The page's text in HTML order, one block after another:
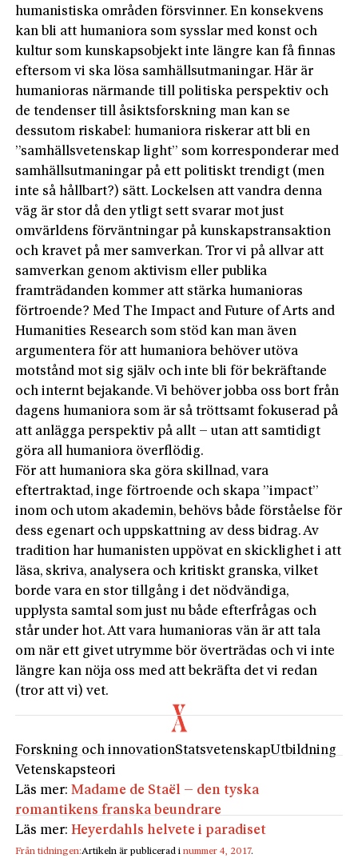
humanistiska områden försvinner. En konsekvens
kan bli att humaniora som sysslar med konst och
kultur som kunskapsobjekt inte längre kan få finnas
eftersom vi ska lösa samhällsutmaningar. Här är
humanioras närmande till politiska perspektiv och
de tendenser till åsiktsforskning man kan se
dessutom riskabel: humaniora riskerar att bli en
”samhällsvetenskap light” som korresponderar med
samhällsutmaningar på ett politiskt trendigt (men
inte så hållbart?) sätt. Lockelsen att vandra denna
väg är stor då den ytligt sett svarar mot just
omvärldens förväntningar på kunskapstransaktion
och kravet på mer samverkan. Tror vi på allvar att
samverkan genom aktivism eller publika
framträdanden kommer att stärka humanioras
förtroende? Med The Impact and Future of Arts and
Humanities Research som stöd kan man även
argumentera för att humaniora behöver utöva
motstånd mot sig själv och inte bli för bekräftande
och internt bejakande. Vi behöver jobba oss bort från
dagens humaniora som är så tröttsamt fokuserad på
att anlägga perspektiv på allt – utan att samtidigt
göra all humaniora överflödig.
För att humaniora ska göra skillnad, vara
eftertraktad, inge förtroende och skapa ”impact”
inom och utom akademin, behövs både förståelse för
dess egenart och uppskattning av dess bidrag. Av
tradition har humanisten uppövat en skicklighet i att
läsa, skriva, analysera och kritiskt granska, vilket
borde vara en stor tillgång i det nödvändiga,
upplysta samtal som just nu både efterfrågas och
står under hot. Att vara humanioras vän är att tala
om när ett givet utrymme bör överträdas och vi inte
längre kan nöja oss med att bekräfta det vi redan
(tror att vi) vet.
Forskning och innovationStatsvetenskapUtbildning
Vetenskapsteori
Läs mer:Madame de Staël – den tyska
romantikens franska beundrare
Läs mer:Heyerdahls helvete i paradiset
Från tidningen:Artikeln är publicerad inummer 4, 2017.